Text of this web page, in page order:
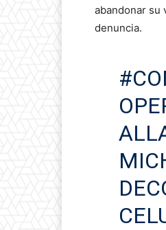
abandonar su
denuncia.